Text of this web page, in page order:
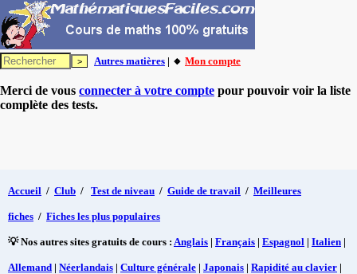
Autres matières | 🔸 Mon compte
Merci de vous connecter à votre compte pour pouvoir voir la liste
complète des tests.
Accueil / Club / Test de niveau / Guide de travail / Meilleures
fiches / Fiches les plus populaires
💡 Nos autres sites gratuits de cours : Anglais | Français | Espagnol | Italien |
Allemand | Néerlandais | Culture générale | Japonais | Rapidité au clavier |